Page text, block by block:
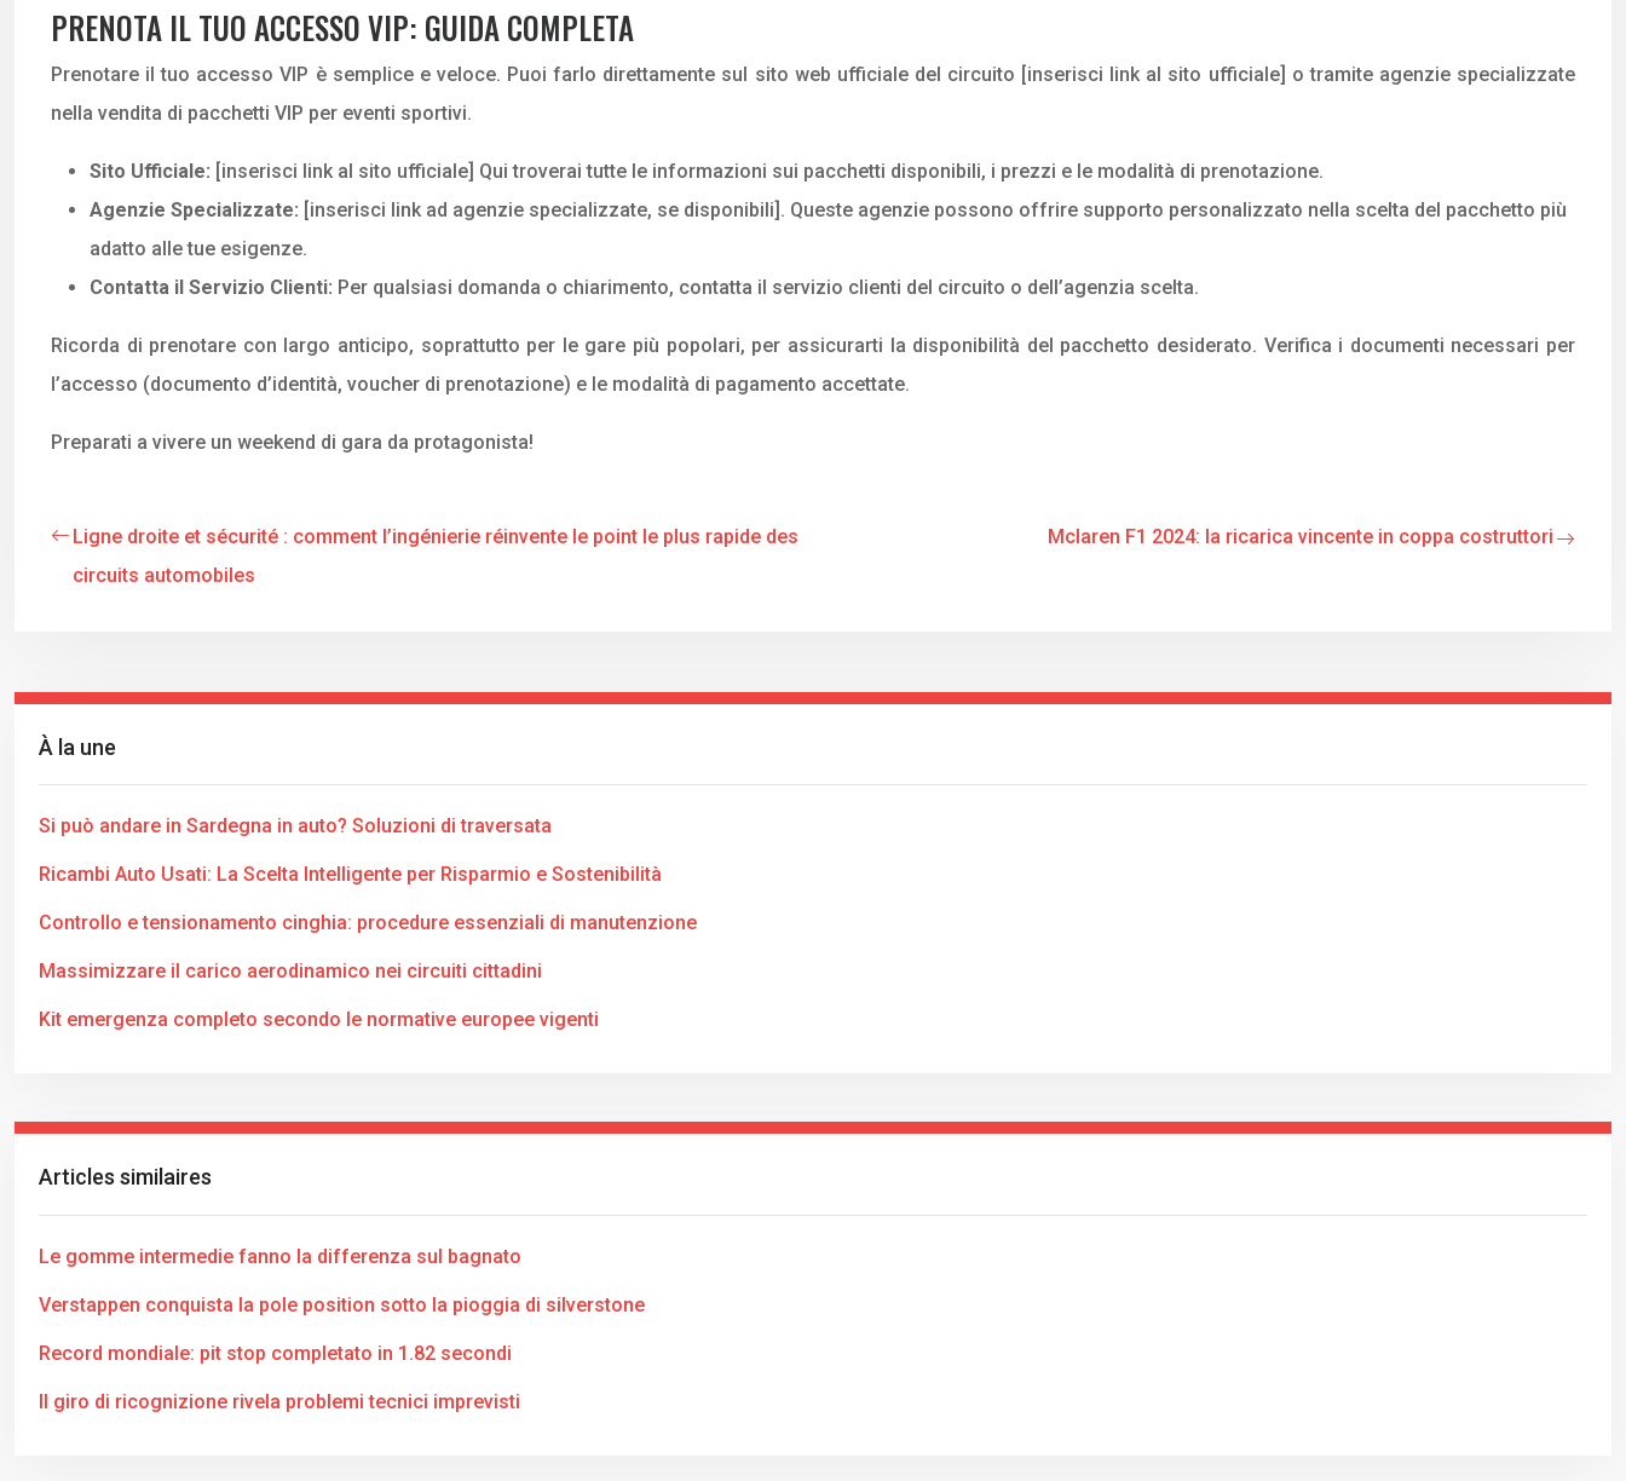
PRENOTA IL TUO ACCESSO VIP: GUIDA COMPLETA
Prenotare il tuo accesso VIP è semplice e veloce. Puoi farlo direttamente sul sito web ufficiale del circuito [inserisci link al sito ufficiale] o tramite agenzie specializzate
nella vendita di pacchetti VIP per eventi sportivi.
Sito Ufficiale: [inserisci link al sito ufficiale] Qui troverai tutte le informazioni sui pacchetti disponibili, i prezzi e le modalità di prenotazione.
Agenzie Specializzate: [inserisci link ad agenzie specializzate, se disponibili]. Queste agenzie possono offrire supporto personalizzato nella scelta del pacchetto più
adatto alle tue esigenze.
Contatta il Servizio Clienti: Per qualsiasi domanda o chiarimento, contatta il servizio clienti del circuito o dell’agenzia scelta.
Ricorda di prenotare con largo anticipo, soprattutto per le gare più popolari, per assicurarti la disponibilità del pacchetto desiderato. Verifica i documenti necessari per
l’accesso (documento d’identità, voucher di prenotazione) e le modalità di pagamento accettate.
Preparati a vivere un weekend di gara da protagonista!
Ligne droite et sécurité : comment l’ingénierie réinvente le point le plus rapide des
circuits automobiles
Mclaren F1 2024: la ricarica vincente in coppa costruttori
À la une
Si può andare in Sardegna in auto? Soluzioni di traversata
Ricambi Auto Usati: La Scelta Intelligente per Risparmio e Sostenibilità
Controllo e tensionamento cinghia: procedure essenziali di manutenzione
Massimizzare il carico aerodinamico nei circuiti cittadini
Kit emergenza completo secondo le normative europee vigenti
Articles similaires
Le gomme intermedie fanno la differenza sul bagnato
Verstappen conquista la pole position sotto la pioggia di silverstone
Record mondiale: pit stop completato in 1.82 secondi
Il giro di ricognizione rivela problemi tecnici imprevisti